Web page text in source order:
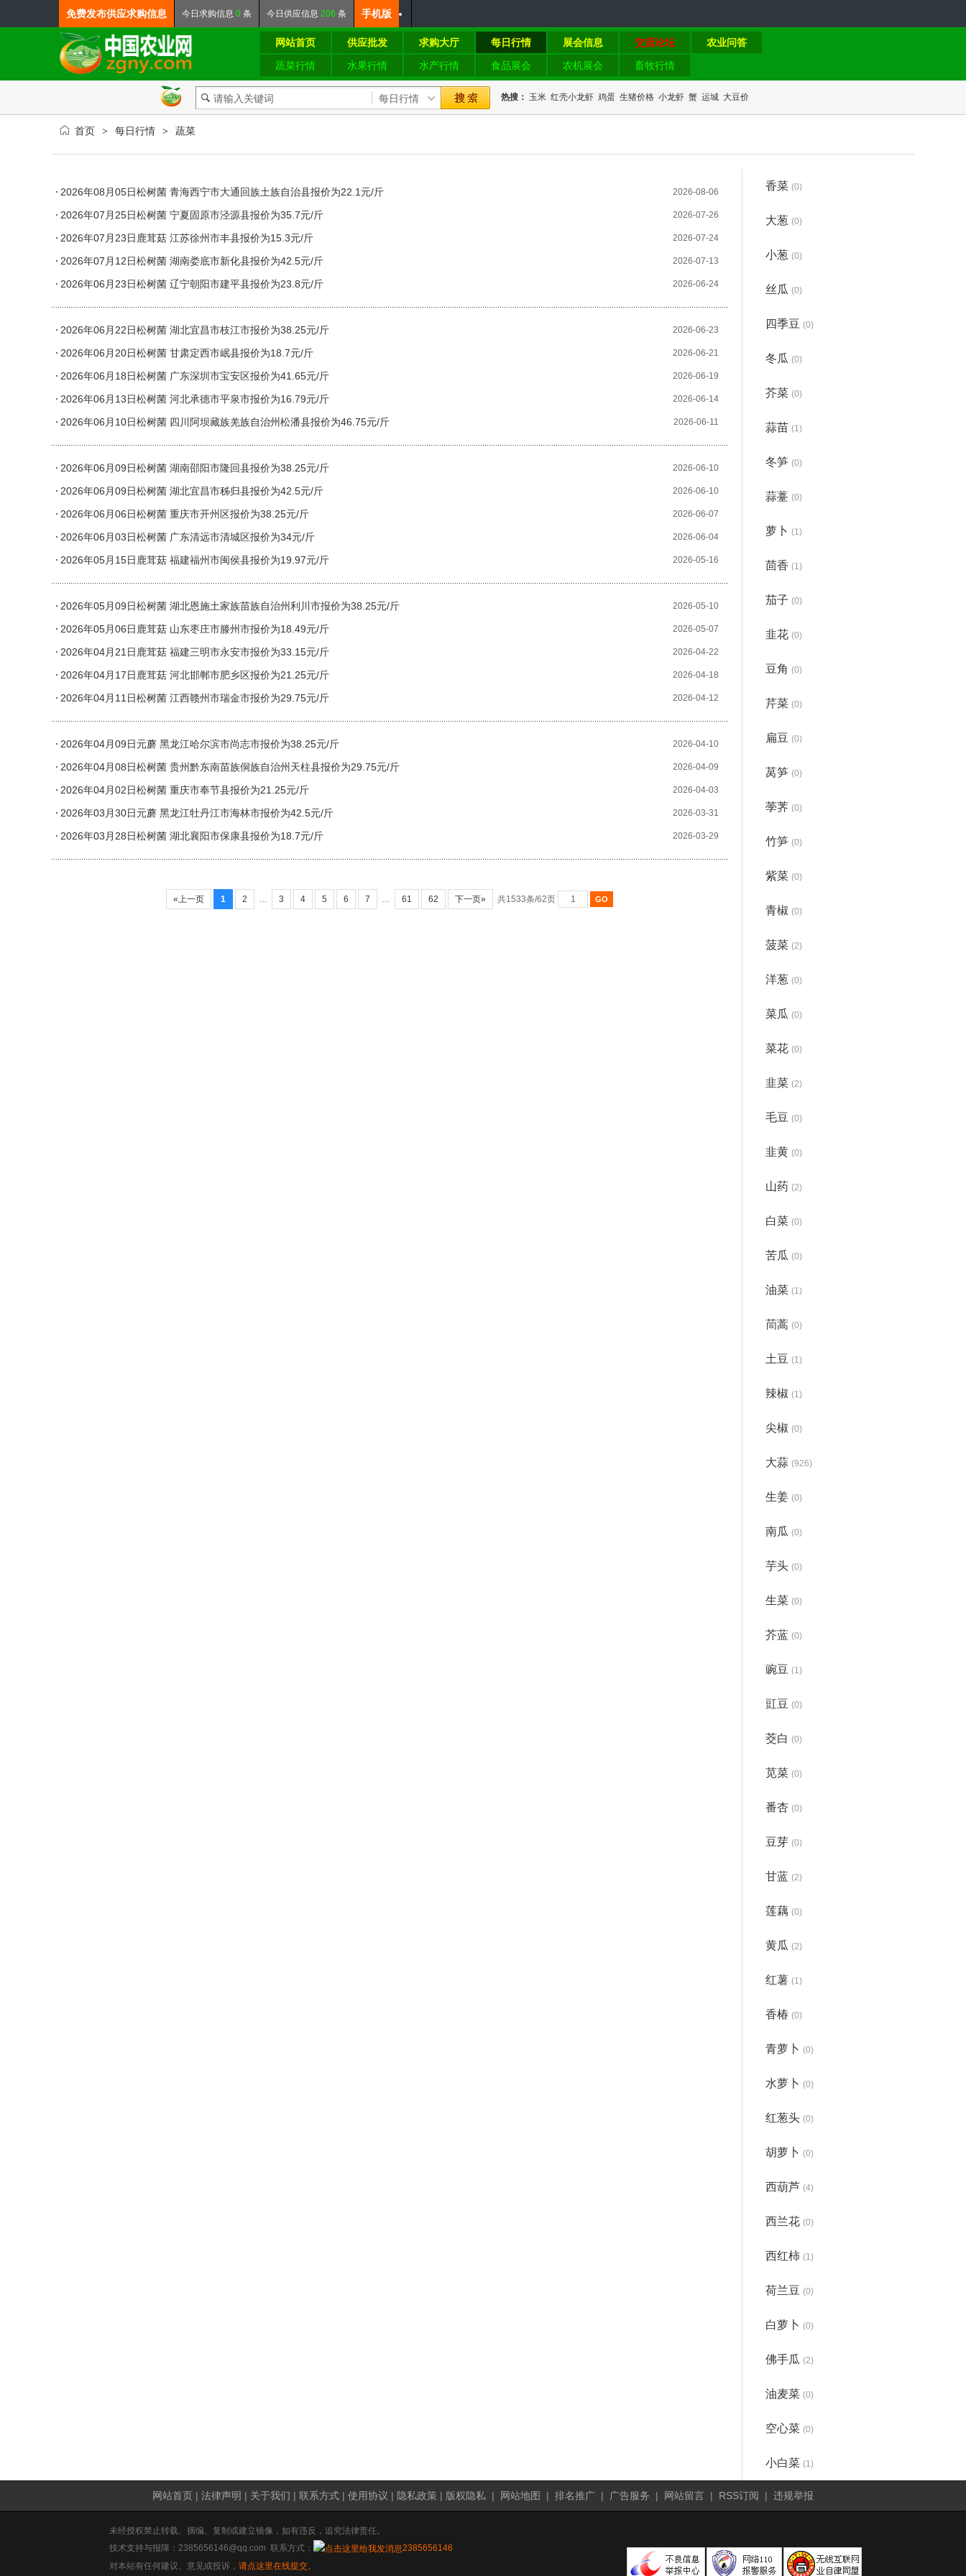
免费发布供应求购信息 今日 求购信息 0 条 今日 供应信息 206 条 手机版
网站首页 供应批发 求购大厅 每日行情 展会信息 交流论坛
农业问答
蔬菜行情
水果行情 水产行情 食品展会 农机展会 畜牧行情
热搜： 玉米 红壳小龙虾 鸡蛋 生猪价格 小龙虾 蟹 运城 大豆价
首页 > 每日行情 > 蔬菜
2026-08-06
2026年08月05日松树菌 青海西宁市大通回族土族自治县报价为22.1元/斤
2026-07-26
2026年07月25日松树菌 宁夏固原市泾源县报价为35.7元/斤
2026-07-24
2026年07月23日鹿茸菇 江苏徐州市丰县报价为15.3元/斤
2026-07-13
2026年07月12日松树菌 湖南娄底市新化县报价为42.5元/斤
2026-06-24
2026年06月23日松树菌 辽宁朝阳市建平县报价为23.8元/斤
2026-06-23
2026年06月22日松树菌 湖北宜昌市枝江市报价为38.25元/斤
2026-06-21
2026年06月20日松树菌 甘肃定西市岷县报价为18.7元/斤
2026-06-19
2026年06月18日松树菌 广东深圳市宝安区报价为41.65元/斤
2026-06-14
2026年06月13日松树菌 河北承德市平泉市报价为16.79元/斤
2026-06-11
2026年06月10日松树菌 四川阿坝藏族羌族自治州松潘县报价为46.75元/斤
2026-06-10
2026年06月09日松树菌 湖南邵阳市隆回县报价为38.25元/斤
2026-06-10
2026年06月09日松树菌 湖北宜昌市秭归县报价为42.5元/斤
2026-06-07
2026年06月06日松树菌 重庆市开州区报价为38.25元/斤
2026-06-04
2026年06月03日松树菌 广东清远市清城区报价为34元/斤
2026-05-16
2026年05月15日鹿茸菇 福建福州市闽侯县报价为19.97元/斤
2026-05-10
2026年05月09日松树菌 湖北恩施土家族苗族自治州利川市报价为38.25元/斤
2026-05-07
2026年05月06日鹿茸菇 山东枣庄市滕州市报价为18.49元/斤
2026-04-22
2026年04月21日鹿茸菇 福建三明市永安市报价为33.15元/斤
2026-04-18
2026年04月17日鹿茸菇 河北邯郸市肥乡区报价为21.25元/斤
2026-04-12
2026年04月11日松树菌 江西赣州市瑞金市报价为29.75元/斤
2026-04-10
2026年04月09日元蘑 黑龙江哈尔滨市尚志市报价为38.25元/斤
2026-04-09
2026年04月08日松树菌 贵州黔东南苗族侗族自治州天柱县报价为29.75元/斤
2026-04-03
2026年04月02日松树菌 重庆市奉节县报价为21.25元/斤
2026-03-31
2026年03月30日元蘑 黑龙江牡丹江市海林市报价为42.5元/斤
2026-03-29
2026年03月28日松树菌 湖北襄阳市保康县报价为18.7元/斤
«上一页 1 2 … 3 4 5 6 7 … 61 62 下一页» 共1533条/62页
香菜 (0)
大葱 (0)
小葱 (0)
丝瓜 (0)
四季豆 (0)
冬瓜 (0)
芥菜 (0)
蒜苗 (1)
冬笋 (0)
蒜薹 (0)
萝卜 (1)
茴香 (1)
茄子 (0)
韭花 (0)
豆角 (0)
芹菜 (0)
扁豆 (0)
莴笋 (0)
荸荠 (0)
竹笋 (0)
紫菜 (0)
青椒 (0)
菠菜 (2)
洋葱 (0)
菜瓜 (0)
菜花 (0)
韭菜 (2)
毛豆 (0)
韭黄 (0)
山药 (2)
白菜 (0)
苦瓜 (0)
油菜 (1)
茼蒿 (0)
土豆 (1)
辣椒 (1)
尖椒 (0)
大蒜 (926)
生姜 (0)
南瓜 (0)
芋头 (0)
生菜 (0)
芥蓝 (0)
豌豆 (1)
豇豆 (0)
茭白 (0)
苋菜 (0)
番杏 (0)
豆芽 (0)
甘蓝 (2)
莲藕 (0)
黄瓜 (2)
红薯 (1)
香椿 (0)
青萝卜 (0)
水萝卜 (0)
红葱头 (0)
胡萝卜 (0)
西葫芦 (4)
西兰花 (0)
西红柿 (1)
荷兰豆 (0)
白萝卜 (0)
佛手瓜 (2)
油麦菜 (0)
空心菜 (0)
小白菜 (1)
网站首页 | 法律声明 | 关于我们 | 联系方式 | 使用协议 | 隐私政策 | 版权隐私 | 网站地图 | 排名推广 | 广告服务 | 网站留言 | RSS订阅 | 违规举报
未经授权禁止转载、摘编、复制或建立镜像，如有违反，追究法律责任。
技术支持与报障：2385656146@qq.com 联系方式：
2385656146
对本站有任何建议、意见或投诉， 请点这里在线提交。